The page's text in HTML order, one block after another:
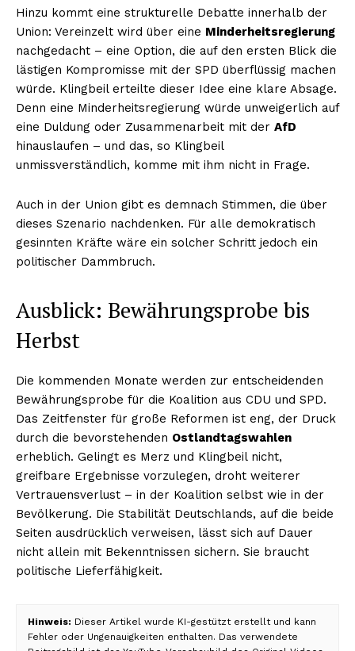
Hinzu kommt eine strukturelle Debatte innerhalb der
Union: Vereinzelt wird über eine Minderheitsregierung
nachgedacht – eine Option, die auf den ersten Blick die
lästigen Kompromisse mit der SPD überflüssig machen
würde. Klingbeil erteilte dieser Idee eine klare Absage.
Denn eine Minderheitsregierung würde unweigerlich auf
eine Duldung oder Zusammenarbeit mit der AfD
hinauslaufen – und das, so Klingbeil
unmissverständlich, komme mit ihm nicht in Frage.
Auch in der Union gibt es demnach Stimmen, die über
dieses Szenario nachdenken. Für alle demokratisch
gesinnten Kräfte wäre ein solcher Schritt jedoch ein
politischer Dammbruch.
Ausblick: Bewährungsprobe bis
Herbst
Die kommenden Monate werden zur entscheidenden
Bewährungsprobe für die Koalition aus CDU und SPD.
Das Zeitfenster für große Reformen ist eng, der Druck
durch die bevorstehenden Ostlandtagswahlen
erheblich. Gelingt es Merz und Klingbeil nicht,
greifbare Ergebnisse vorzulegen, droht weiterer
Vertrauensverlust – in der Koalition selbst wie in der
Bevölkerung. Die Stabilität Deutschlands, auf die beide
Seiten ausdrücklich verweisen, lässt sich auf Dauer
nicht allein mit Bekenntnissen sichern. Sie braucht
politische Lieferfähigkeit.
Hinweis: Dieser Artikel wurde KI-gestützt erstellt und kann
Fehler oder Ungenauigkeiten enthalten. Das verwendete